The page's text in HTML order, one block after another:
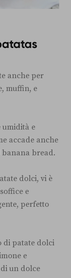
anche per
muffin, e
e
accade anche
bread.
dolci, vi è
e
perfetto
di patate dolci
e
un dolce